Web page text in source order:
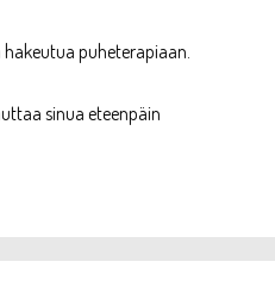
puheterapiaan.
sinua eteenpäin